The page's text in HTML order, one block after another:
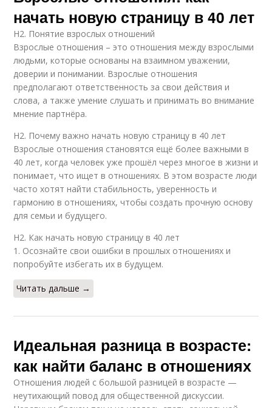
начать новую страницу в 40 лет
H2. Понятие взрослых отношений
Взрослые отношения – это отношения между взрослыми
людьми, которые основаны на взаимном уважении,
доверии и понимании. Взрослые отношения
предполагают ответственность за свои действия и
слова, а также умение слушать и принимать во внимание
мнение партнёра.
H2. Почему важно начать новую страницу в 40 лет
Взрослые отношения становятся ещё более важными в
40 лет, когда человек уже прошёл через многое в жизни и
понимает, что ищет в отношениях. В этом возрасте люди
часто хотят найти стабильность, уверенность и
гармонию в отношениях, чтобы создать прочную основу
для семьи и будущего.
H2. Как начать новую страницу в 40 лет
1. Осознайте свои ошибки в прошлых отношениях и
попробуйте избегать их в будущем.
Читать дальше →
Идеальная разница в возрасте:
как найти баланс в отношениях
Отношения людей с большой разницей в возрасте —
неутихающий повод для общественной дискуссии.